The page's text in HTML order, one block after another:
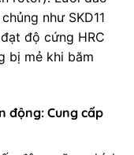
như SKD11
độ cứng HRC
bị mẻ khi băm
động: Cung cấp